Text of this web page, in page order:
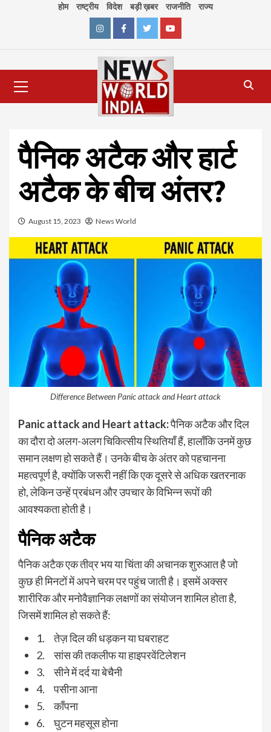
होम राष्ट्रीय विदेश बड़ी ख़बर राजनीति राज्य
InstagramFacebookTwitterYoutube
Menu
पैनिक अटैक और हार्ट
अटैक के बीच अंतर?
August 15, 2023 News World
Difference Between Panic attack and Heart attack
Panic attack and Heart attack:पैनिक अटैक और दिल
का दौरा दो अलग-अलग चिकित्सीय स्थितियाँ हैं, हालाँकि उनमें कुछ
समान लक्षण हो सकते हैं। उनके बीच के अंतर को पहचानना
महत्वपूर्ण है, क्योंकि जरूरी नहीं कि एक दूसरे से अधिक खतरनाक
हो, लेकिन उन्हें प्रबंधन और उपचार के विभिन्न रूपों की
आवश्यकता होती है।
पैनिक अटैक
पैनिक अटैक एक तीव्र भय या चिंता की अचानक शुरुआत है जो
कुछ ही मिनटों में अपने चरम पर पहुंच जाती है। इसमें अक्सर
शारीरिक और मनोवैज्ञानिक लक्षणों का संयोजन शामिल होता है,
जिसमें शामिल हो सकते हैं:
1. तेज़ दिल की धड़कन या घबराहट
2. सांस की तकलीफ या हाइपरवेंटिलेशन
3. सीने में दर्द या बेचैनी
4. पसीना आना
5. काँपना
6. घुटन महसूस होना